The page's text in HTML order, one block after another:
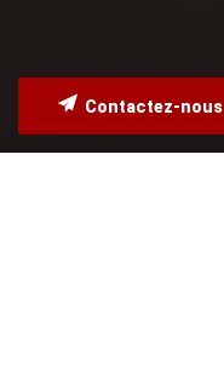
Contactez-nous